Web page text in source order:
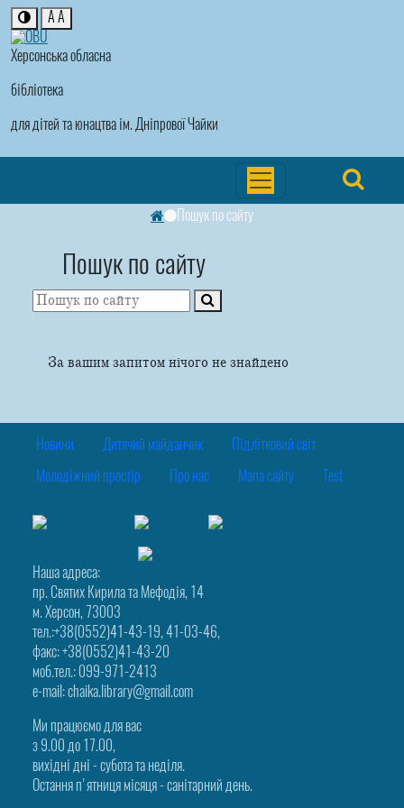
Херсонська обласна
бібліотека
для дітей та юнацтва ім. Дніпрової Чайки
A A
Пошук по сайту
Пошук по сайту
За вашим запитом нічого не знайдено
Новини Дитячий майданчик Підлітковий світ
Молодіжний простір Про нас Мапа сайту Test
Наша адреса:
пр. Святих Кирила та Мефодія, 14
м. Херсон, 73003
тел.:+38(0552)41-43-19, 41-03-46,
факс: +38(0552)41-43-20
моб.тел.: 099-971-2413
e-mail: chaika.library@gmail.com
Ми працюємо для вас
з 9.00 до 17.00,
вихідні дні - субота та неділя.
Остання п'ятниця місяця - санітарний день.